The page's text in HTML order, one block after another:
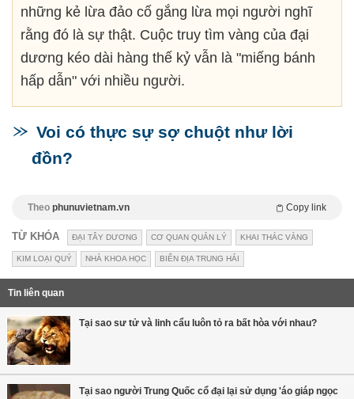
những kẻ lừa đảo cố gắng lừa mọi người nghĩ
rằng đó là sự thật. Cuộc truy tìm vàng của đại
dương kéo dài hàng thế kỷ vẫn là "miếng bánh
hấp dẫn" với nhiều người.
Voi có thực sự sợ chuột như lời
đồn?
Theo phunuvietnam.vn Copy link
TỪ KHÓA ĐẠI TÂY DƯƠNG CƠ QUAN QUẢN LÝ KHAI THÁC VÀNG
KIM LOẠI QUÝ NHÀ KHOA HỌC BIỂN ĐỊA TRUNG HẢI
Tin liên quan
Tại sao sư tử và linh cẩu luôn tỏ ra bất hòa với nhau?
Tại sao người Trung Quốc cổ đại lại sử dụng 'áo giáp ngọc